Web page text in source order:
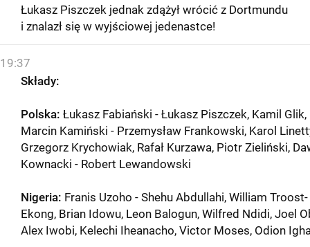
Łukasz Piszczek jednak zdążył wrócić z Dortmundu
i znalazł się w wyjściowej jedenastce!
19:37
Składy:
Polska: Łukasz Fabiański - Łukasz Piszczek, Kamil Glik,
Marcin Kamiński - Przemysław Frankowski, Karol
Grzegorz Krychowiak, Rafał Kurzawa, Piotr Zieliński,
Kownacki - Robert Lewandowski
Nigeria: Franis Uzoho - Shehu Abdullahi, William Troost-
Ekong, Brian Idowu, Leon Balogun, Wilfred Ndidi, Joel
Alex Iwobi, Kelechi Iheanacho, Victor Moses, Odion